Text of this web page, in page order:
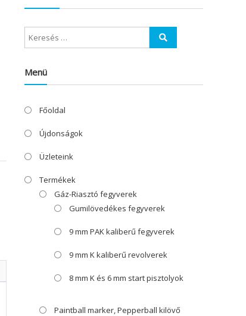
Menü
Főoldal
Újdonságok
Üzleteink
Termékek
Gáz-Riasztó fegyverek
Gumilövedékes fegyverek
9 mm PAK kaliberű fegyverek
9 mm K kaliberű revolverek
8 mm K és 6 mm start pisztolyok
Paintball marker, Pepperball kilövő